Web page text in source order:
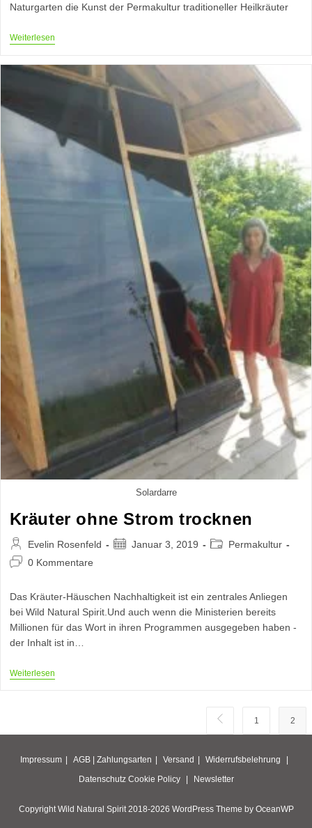
Naturgarten die Kunst der Permakultur traditioneller Heilkräuter
WeiterlesenPraxiswoche
Solardarre
Kräuter ohne Strom trocknen
Beitrags-
Autor:
Evelin Rosenfeld
BeitragJanuar 3, 2019
Beitrags-Permakultur
Beitrags-0 Kommentare
Das Kräuter-Häuschen Nachhaltigkeit ist ein zentrales Anliegen
bei Wild Natural Spirit.Und auch wenn die Ministerien bereits
Millionen für das Wort in ihren Programmen ausgegeben haben -
der Inhalt ist in…
WeiterlesenKräuter
Zur vorherigen Seite
1 2
Impressum AGB | Zahlungsarten Versand
Widerrufsbelehrung
Datenschutz Cookie Policy Newsletter
Copyright Wild Natural Spirit 2018-2026 WordPress Theme by OceanWP